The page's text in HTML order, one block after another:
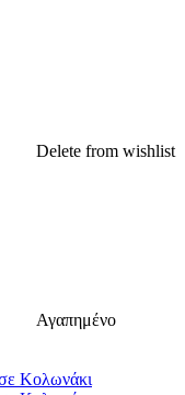
Delete from wishlist
Αγαπημένο